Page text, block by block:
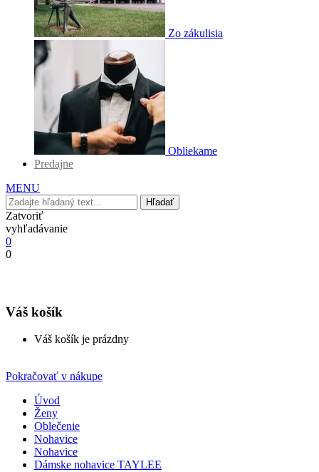
Zo zákulisia
Obliekame
Predajne
MENU
Hľadať
Zatvoriť
vyhľadávanie
0
0
Váš košík
Váš košík je prázdny
Pokračovať v nákupe
Úvod
Ženy
Oblečenie
Nohavice
Nohavice
Dámske nohavice TAYLEE